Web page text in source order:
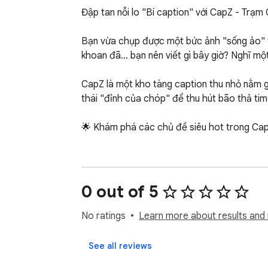
Đập tan nỗi lo "Bí caption" với CapZ - Trạm
Bạn vừa chụp được một bức ảnh "sống
khoan đã... bạn nên viết gì bây giờ? Nghĩ
CapZ là một kho tàng caption thu nhỏ nằm
thái "đỉnh của chóp" để thu hút bão thả
🌟 Khám phá các chủ đề siêu hot trong
😎 Cực chất: Những triết lý sống ngầu,
😂 Hài hước: Gợi ý những câu nói "mặn
⚡ Tính năng nổi bật:
0 out of 5
No ratings Learn more about results and
See all reviews